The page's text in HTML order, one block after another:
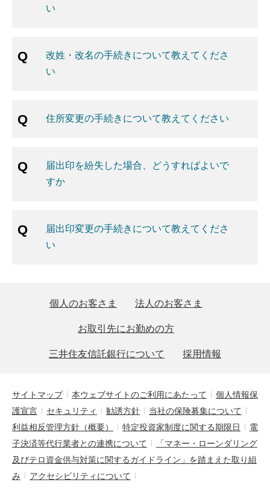
い
改姓・改名の手続きについて教えてくださ
い
住所変更の手続きについて教えてください
届出印を紛失した場合、どうすればよいで
すか
届出印変更の手続きについて教えてくださ
い
個人のお客さま
法人のお客さま
お取引先にお勤めの方
三井住友信託銀行について
採用情報
サイトマップ 本ウェブサイトのご利用にあたって
個人情報保
護宣言
セキュリティ 勧誘方針
当社の保険募集について
利益相反管理方針（概要）
特定投資家制度に関する期限日
電
子決済等代行業者との連携について
「マネー・ローンダリング
及びテロ資金供与対策に関するガイドライン」を踏まえた取り組
み
アクセシビリティについて